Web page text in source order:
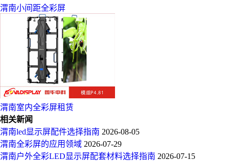
渭南小间距全彩屏
渭南室内全彩屏租赁
相关新闻
渭南led显示屏配件选择指南 2026-08-05
渭南全彩屏的应用领域 2026-07-29
渭南户外全彩LED显示屏配套材料选择指南 2026-07-15